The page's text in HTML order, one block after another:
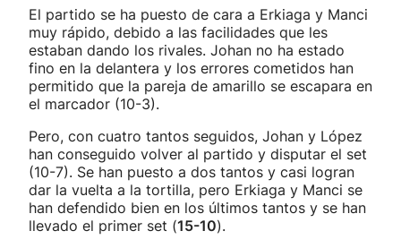
El partido se ha puesto de cara a Erkiaga y Manci
muy rápido, debido a las facilidades que les
estaban dando los rivales. Johan no ha estado
fino en la delantera y los errores cometidos han
permitido que la pareja de amarillo se escapara en
el marcador (10-3).
Pero, con cuatro tantos seguidos, Johan y López
han conseguido volver al partido y disputar el set
(10-7). Se han puesto a dos tantos y casi logran
dar la vuelta a la tortilla, pero Erkiaga y Manci se
han defendido bien en los últimos tantos y se han
llevado el primer set (15-10).